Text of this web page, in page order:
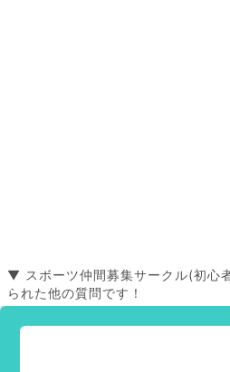
▼ スボーツ仲間募集サークル(初心
られた他の質問です！